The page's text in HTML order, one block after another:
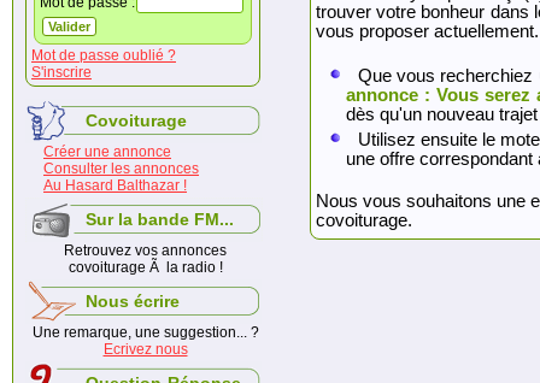
Mot de passe oublié ?
S'inscrire
Covoiturage
Créer une annonce
Consulter les annonces
Au Hasard Balthazar !
Sur la bande FM...
Retrouvez vos annonces
covoiturage Ã la radio !
Nous écrire
Une remarque, une suggestion... ?
Ecrivez nous
trouver votre bonheur dans
vous proposer actuellement.
Que vous
annonce : Vous serez
dès qu'un nouveau
Utilisez ensuite le
une offre
Nous vous souhaitons une
covoiturage.